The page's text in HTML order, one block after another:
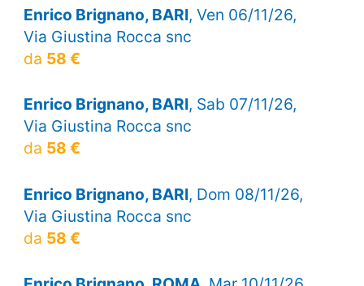
Enrico Brignano, BARI, Ven 06/11/26,
Via Giustina Rocca snc
da 58 €
Enrico Brignano, BARI, Sab 07/11/26,
Via Giustina Rocca snc
da 58 €
Enrico Brignano, BARI, Dom 08/11/26,
Via Giustina Rocca snc
da 58 €